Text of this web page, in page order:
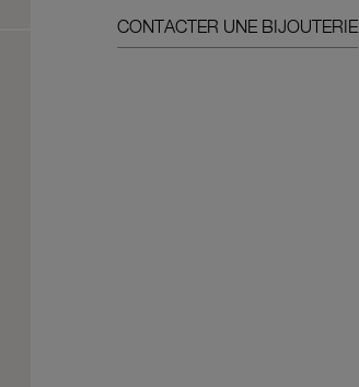
CONTACTER UNE BIJOUTERIE